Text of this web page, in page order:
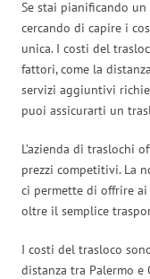
Se stai pianificando
cercando di capire i
unica. I costi del
fattori, come la
servizi aggiuntivi
puoi assicurarti un
L’azienda di traslochi
prezzi competitivi. La
ci permette di offrire
oltre il semplice
I costi del trasloco
distanza tra Palermo